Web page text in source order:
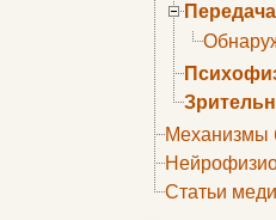
Механизмы
Статьи